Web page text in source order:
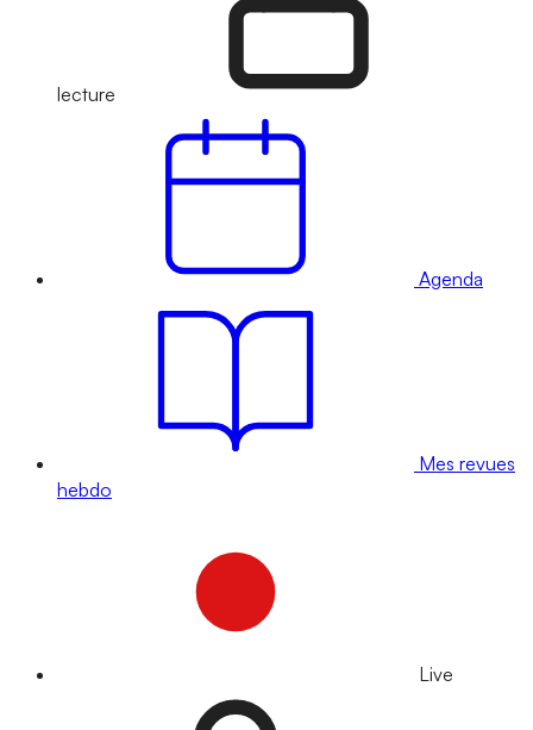
lecture
Agenda
Mes revues
hebdo
Live